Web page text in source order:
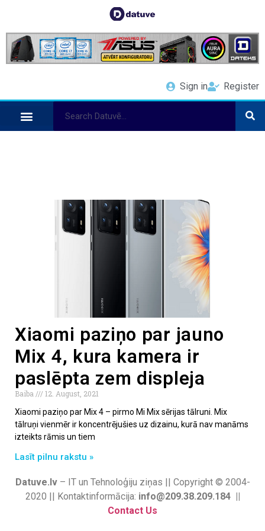
Sign in Register
Xiaomi paziņo par jauno
Mix 4, kura kamera ir
paslēpta zem displeja
Baiba
12. August, 2021
Xiaomi paziņo par Mix 4 – pirmo Mi Mix sērijas tālruni. Mix
tālruņi vienmēr ir koncentrējušies uz dizainu, kurā nav manāms
izteikts rāmis un tiem
Lasīt pilnu rakstu »
Datuve.lv– IT un Tehnoloģiju ziņas || Copyright © 2004-
2020 || Kontaktinformācija: info@209.38.209.184 ||
Contact Us